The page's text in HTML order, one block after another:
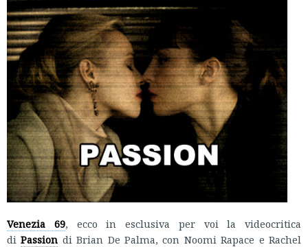
Venezia 69, ecco in esclusiva per voi la videocritica
diPassion di Brian De Palma, con Noomi Rapace e Rachel